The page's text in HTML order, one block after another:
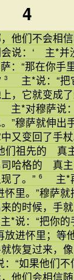
4
他们不会相
说：‘ 主*并
：“那在你手
3
主*说：“把
，它就变成
主*对穆萨说
”穆萨就伸出
又变回了手杖
祖先的 真
哈格的 真主
了。” 6
主*
怀里。”穆萨
的时候，手就
*说：“把你的
放进怀里；等
恢复过来，
“如果他们不
他们会相信随